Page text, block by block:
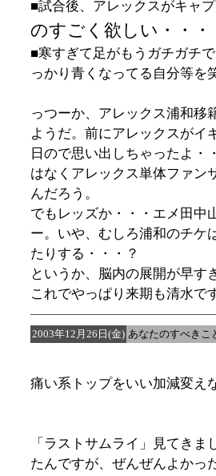
■試合後、アレックスがキャ
のすごく欲しい・・・
■寒すぎて足がもうガチガチ
っかり青くなってる自分等を
っつーか、アレックス浦和移
ようだ。前にアレックスがイ
日ので思い出しちゃったよ
はなくアレックス単体ファン
んだろう。
でもレッズか・・・エメ田中
ー。いや、むしろ浦和のチケ
たりする・・・？
というか、脳内の展開が早す
これでやっぱり来期も清水で
2003年12月26日(金) あなたのすべきこ
痛い系トップをいい加減変え
「ラストサムライ」見てき
たんですが、ぜんぜんよかっ